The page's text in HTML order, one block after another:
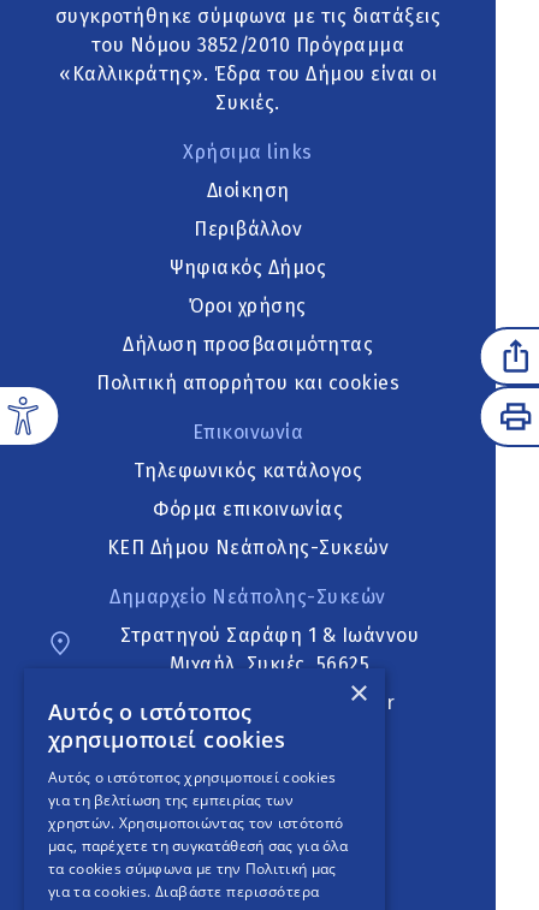
συγκροτήθηκε σύμφωνα με τις διατάξεις
του Νόμου 3852/2010 Πρόγραμμα
«Καλλικράτης». Έδρα του Δήμου είναι οι
Συκιές.
Χρήσιμα links
Διοίκηση
Περιβάλλον
Ψηφιακός Δήμος
Όροι χρήσης
Δήλωση προσβασιμότητας
Πολιτική απορρήτου και cookies
Επικοινωνία
Τηλεφωνικός κατάλογος
Φόρμα επικοινωνίας
ΚΕΠ Δήμου Νεάπολης-Συκεών
Δημαρχείο Νεάπολης-Συκεών
Στρατηγού Σαράφη 1 & Ιωάννου
Μιχαήλ, Συκιές, 56625
neapoli.sykies@ddt.gov.gr
Ακολουθήστε
English Version
An project
×
Αυτός ο ιστότοπος
χρησιμοποιεί cookies
Αυτός ο ιστότοπος χρησιμοποιεί cookies
για τη βελτίωση της εμπειρίας των
χρηστών. Χρησιμοποιώντας τον ιστότοπό
μας, παρέχετε τη συγκατάθεσή σας για όλα
τα cookies σύμφωνα με την Πολιτική μας
για τα cookies. Διαβάστε περισσότερα